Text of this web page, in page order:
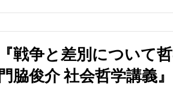
『戦争と差別について
門脇俊介 社会哲学講義